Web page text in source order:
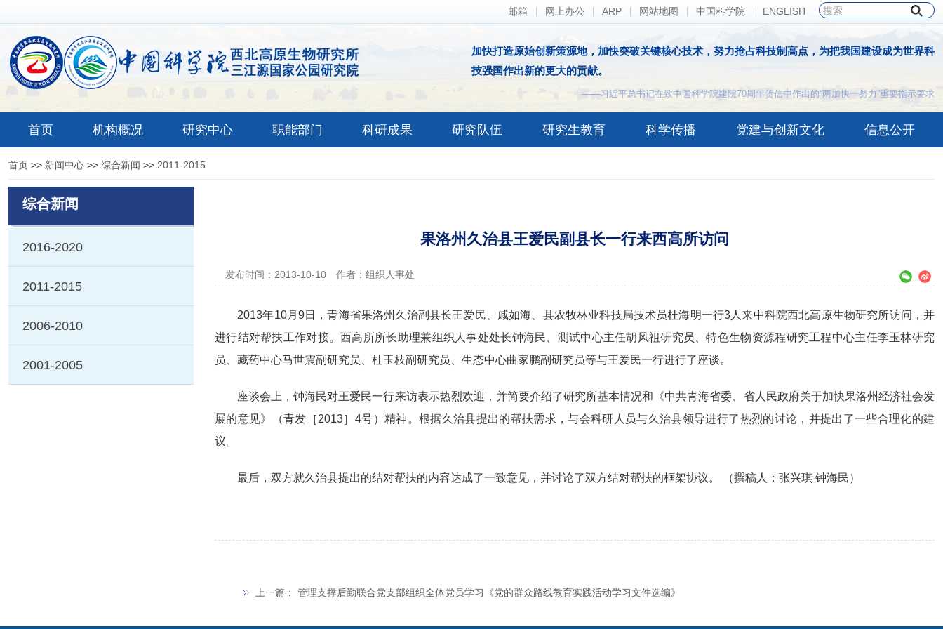
邮箱 网上办公 ARP 网站地图 中国科学院 ENGLISH
加快打造原始创新策源地，加快突破关键核心技术，努力抢占科技制高点，为把我国建设成为世界科
技强国作出新的更大的贡献。
——习近平总书记在致中国科学院建院70周年贺信中作出的“两加快一努力”重要指示要求
首页 机构概况 研究中心 职能部门 科研成果 研究队伍 研究生教育 科学传播 党建与创新文化 信息公开
首页 >> 新闻中心 >> 综合新闻 >> 2011-2015
综合新闻
2016-2020
2011-2015
2006-2010
2001-2005
果洛州久治县王爱民副县长一行来西高所访问
发布时间：2013-10-10 作者：组织人事处
2013年10月 9日，青海省果洛州久治副县长王爱民、戚如海、县农牧林业科技局技术员杜海明一行3 人来中科院西北高原生物研究所访问，并
进行结对帮扶工作对接。西高所所长助理兼组织人事处处长钟海民、测试中心主任胡风祖研究员、特色生物资源程研究工程中心主任李玉林研究
员、藏药中心马世震副研究员、杜玉枝副研究员、生态中心曲家鹏副研究员等与王爱民一行进行了座谈。
座谈会上，钟海民对王爱民一行来访表示热烈欢迎，并简要介绍了研究所基本情况和《中共青海省委、省人民政府关于加快果洛州经济社会发
展的意见》（青发［2013］ 4号）精神。根据久治县提出的帮扶需求，与会科研人员与久治县领导进行了热烈的讨论，并提出了一些合理化的建
议。
最后，双方就久治县提出的结对帮扶的内容达成了一致意见，并讨论了双方结对帮扶的框架协议。 （撰稿人：张兴琪 钟海民）
上一篇： 管理支撑后勤联合党支部组织全体党员学习《党的群众路线教育实践活动学习文件选编》